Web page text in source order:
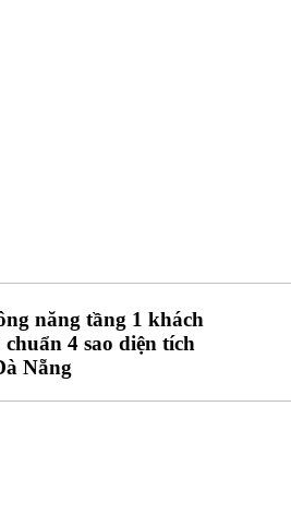
năng tầng 1 khách
4 sao diện tích
Nẵng